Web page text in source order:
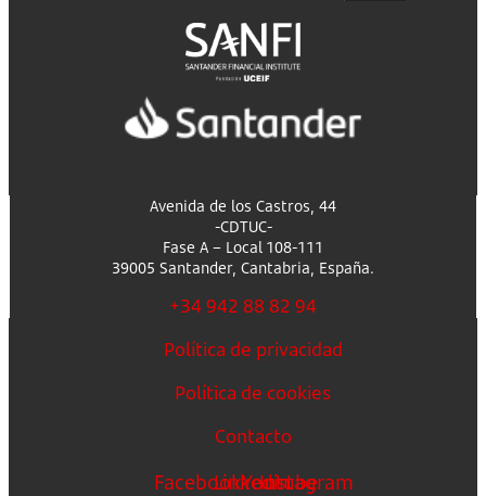
Avenida de los Castros, 44
-CDTUC-
Fase A – Local 108-111
39005 Santander, Cantabria, España.
+34 942 88 82 94
Política de privacidad
Política de cookies
Contacto
FacebookLinkedin
Youtube
Instagram